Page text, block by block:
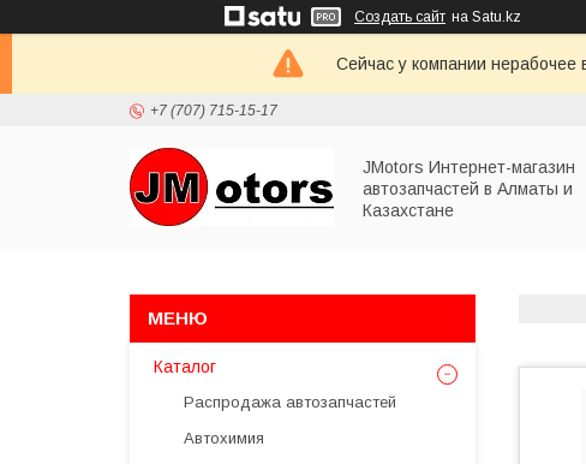
Создать сайт на Satu.kz
Сейчас у компании
+7 (707) 715-15-17
JMotors Интернет-магазин
автозапчастей в Алматы и
Казахстане
Каталог
Распродажа автозапчастей
Автохимия